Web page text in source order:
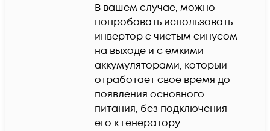
В вашем случае, можно
попробовать использовать
инвертор с чистым синусом
на выходе и с емкими
аккумуляторами, который
отработает свое время до
появления основного
питания, без подключения
его к генератору.